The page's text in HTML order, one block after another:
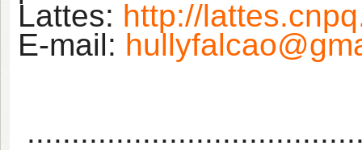
Lattes: http://
E-mail: